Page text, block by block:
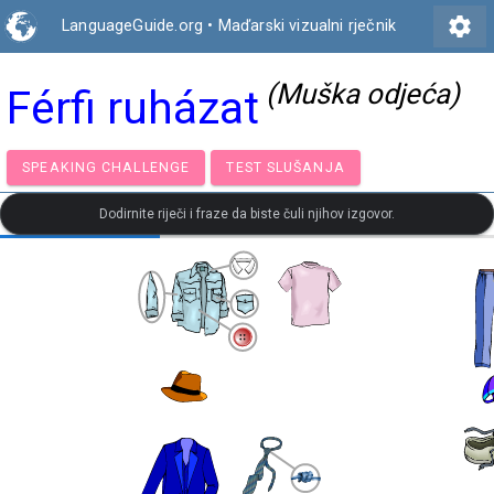
LanguageGuide.org • Maďarski vizualni rječnik settings
Férfi ruházat (Muška odjeća)
SPEAKING CHALLENGE TEST SLUŠANJA
Dodirnite riječi i fraze da biste čuli njihov izgovor.